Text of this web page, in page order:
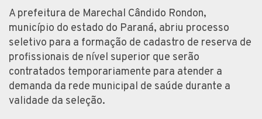
A prefeitura de Marechal Cândido Rondon,
município do estado do Paraná, abriu processo
seletivo para a formação de cadastro de reserva de
profissionais de nível superior que serão
contratados temporariamente para atender a
demanda da rede municipal de saúde durante a
validade da seleção.